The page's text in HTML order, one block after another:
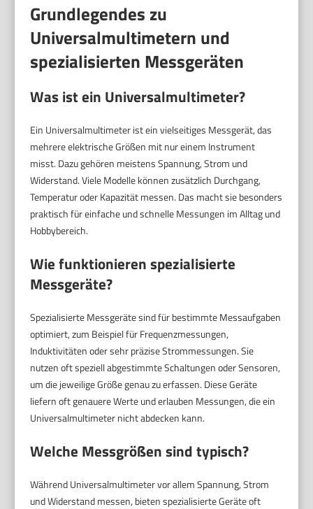
Grundlegendes zu
Universalmultimetern und
spezialisierten Messgeräten
Was ist ein Universalmultimeter?
Ein Universalmultimeter ist ein vielseitiges Messgerät, das
mehrere elektrische Größen mit nur einem Instrument
misst. Dazu gehören meistens Spannung, Strom und
Widerstand. Viele Modelle können zusätzlich Durchgang,
Temperatur oder Kapazität messen. Das macht sie besonders
praktisch für einfache und schnelle Messungen im Alltag und
Hobbybereich.
Wie funktionieren spezialisierte
Messgeräte?
Spezialisierte Messgeräte sind für bestimmte Messaufgaben
optimiert, zum Beispiel für Frequenzmessungen,
Induktivitäten oder sehr präzise Strommessungen. Sie
nutzen oft speziell abgestimmte Schaltungen oder Sensoren,
um die jeweilige Größe genau zu erfassen. Diese Geräte
liefern oft genauere Werte und erlauben Messungen, die ein
Universalmultimeter nicht abdecken kann.
Welche Messgrößen sind typisch?
Während Universalmultimeter vor allem Spannung, Strom
und Widerstand messen, bieten spezialisierte Geräte oft